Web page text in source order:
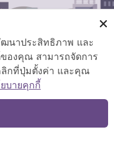
รวงแรงงาน
มที่พบบ่อย
TOP
ฒนาประสิทธิภาพ และ
องคุณ สามารถจัดการ
กที่ปุ่มตั้งค่า และคุณ
บายคุกกี้